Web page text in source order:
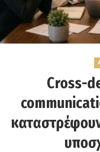
Cross-